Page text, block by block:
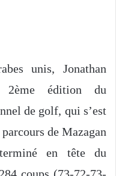
unis, Jonathan
édition du
de golf, qui s’est
de Mazagan
en tête du